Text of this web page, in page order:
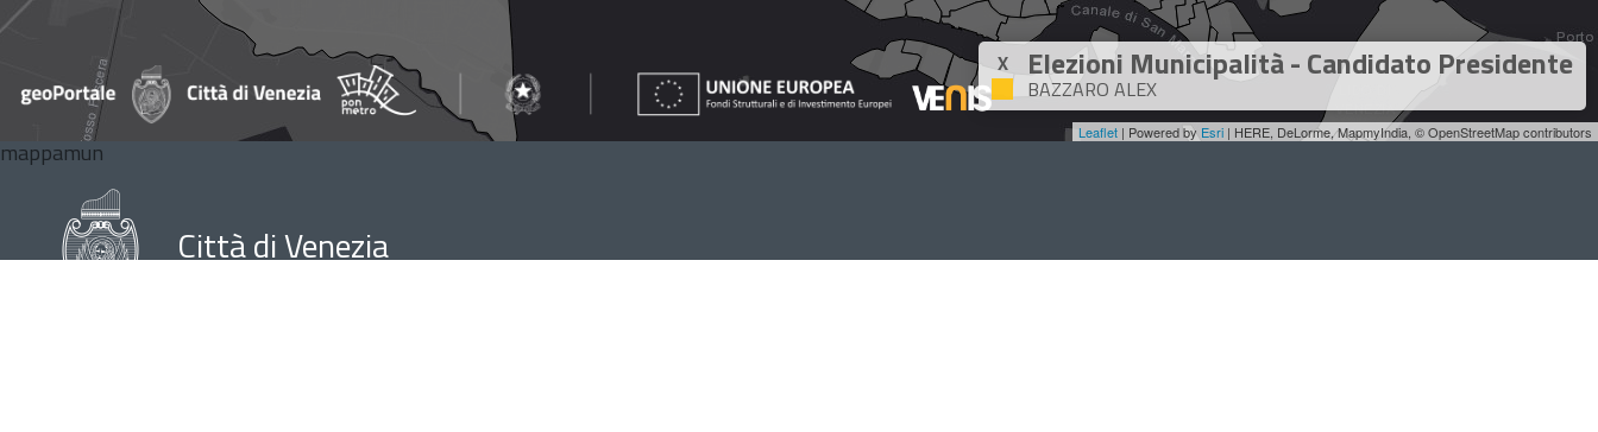
X Elezioni Municipalità - Candidato Presidente
BAZZARO ALEX
Leaflet | Powered by Esri | HERE, DeLorme, MapmyIndia, © OpenStreetMap contributors
Città di Venezia
mappamun